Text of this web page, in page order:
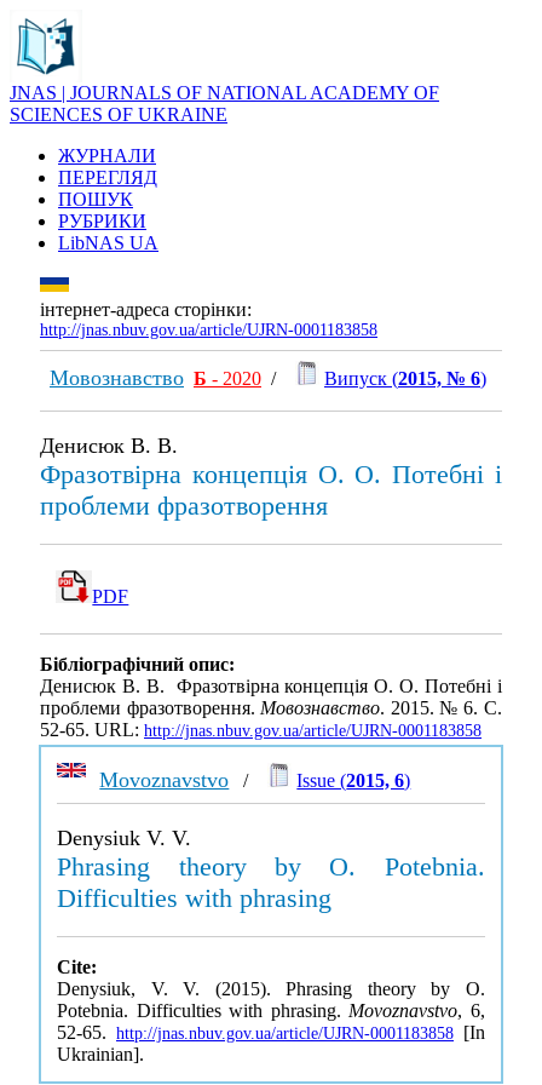
JNAS | JOURNALS OF NATIONAL ACADEMY OF
SCIENCES OF UKRAINE
ЖУРНАЛИ
ПЕРЕГЛЯД
ПОШУК
РУБРИКИ
LibNAS UA
інтернет-адреса сторінки:
http://jnas.nbuv.gov.ua/article/UJRN-0001183858
Мовознавство Б - 2020 / Випуск (2015, № 6)
Денисюк В. В.
Фразотвірна концепція О. О. Потебні і
проблеми фразотворення
PDF
Бібліографічний опис:
Денисюк В. В. Фразотвірна концепція О. О. Потебні і
проблеми фразотворення.Мовознавство. 2015. № 6. С.
52-65. URL: http://jnas.nbuv.gov.ua/article/UJRN-0001183858
Movoznavstvo / Issue (2015, 6)
Denysiuk V. V.
Phrasing theory by O. Potebnia.
Difficulties with phrasing
Cite:
Denysiuk, V. V. (2015). Phrasing theory by O.
Potebnia. Difficulties with phrasing. Movoznavstvo, 6,
52-65. http://jnas.nbuv.gov.ua/article/UJRN-0001183858 [In
Ukrainian].